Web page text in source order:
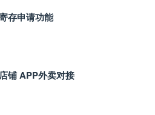
存申请功能
铺 APP外卖对接